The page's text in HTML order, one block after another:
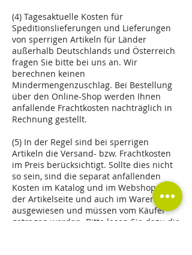
(4) Tagesaktuelle Kosten für
Speditionslieferungen und Lieferungen
von sperrigen Artikeln für Länder
außerhalb Deutschlands und Österreich
fragen Sie bitte bei uns an. Wir
berechnen keinen
Mindermengenzuschlag. Bei Bestellung
über den Online-Shop werden Ihnen
anfallende Frachtkosten nachträglich in
Rechnung gestellt.
(5) In der Regel sind bei sperrigen
Artikeln die Versand- bzw. Frachtkosten
im Preis berücksichtigt. Sollte dies nicht
so sein, sind die separat anfallenden
Kosten im Katalog und im Webshop (auf
der Artikelseite und auch im Warenkorb)
ausgewiesen und müssen vom Käufer
getragen werden. Bitte lesen Sie dazu die